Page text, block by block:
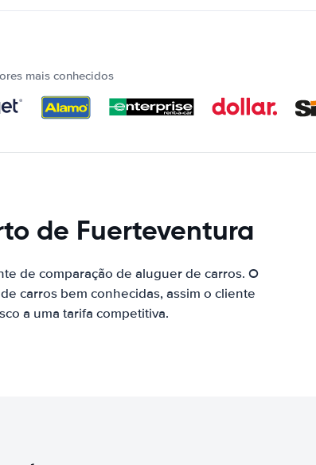
mais conhecidos
de Fuerteventura
de comparação de aluguer de carros. O
carros bem conhecidas, assim o cliente
a uma tarifa competitiva.